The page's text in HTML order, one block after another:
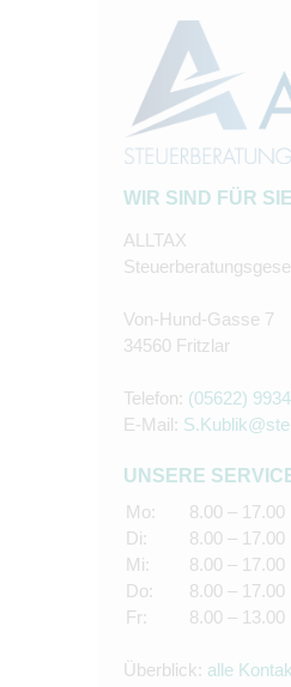
WIR SIND FÜR
ALLTAX
Von-Hund-Gasse 7
34560 Fritzlar
Telefon: (05622)
E-Mail:
UNSERE
Mo:
Di:
Mi:
Do:
Fr:
8.00 – 17.00
8.00 – 17.00
8.00 – 17.00
8.00 – 17.00
8.00 – 13.00
Überblick: alle